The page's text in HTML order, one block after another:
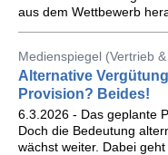
aus dem Wettbewerb
Medienspiegel (Vertrieb
Alternative
Provision? Beides!
6.3.2026 - Das geplante
Doch die Bedeutung
wächst weiter. Dabei